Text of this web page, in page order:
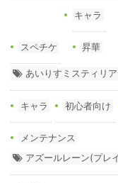
スペチケ
キャラ
昇華
あいりすミスティリア
キャラ 初心者向け
メンテナンス
アズールレーン(プレ